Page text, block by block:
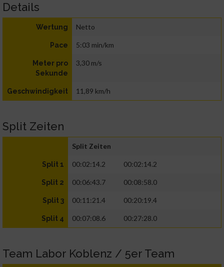
Details
Wertung Netto
Pace 5:03 min/km
Meter pro
Sekunde
3,30 m/s
Geschwindigkeit 11,89 km/h
Split Zeiten
Split Zeiten
Split 1 00:02:14.2 00:02:14.2
Split 2 00:06:43.7 00:08:58.0
Split 3 00:11:21.4 00:20:19.4
Split 4 00:07:08.6 00:27:28.0
Team Labor Koblenz / 5er Team